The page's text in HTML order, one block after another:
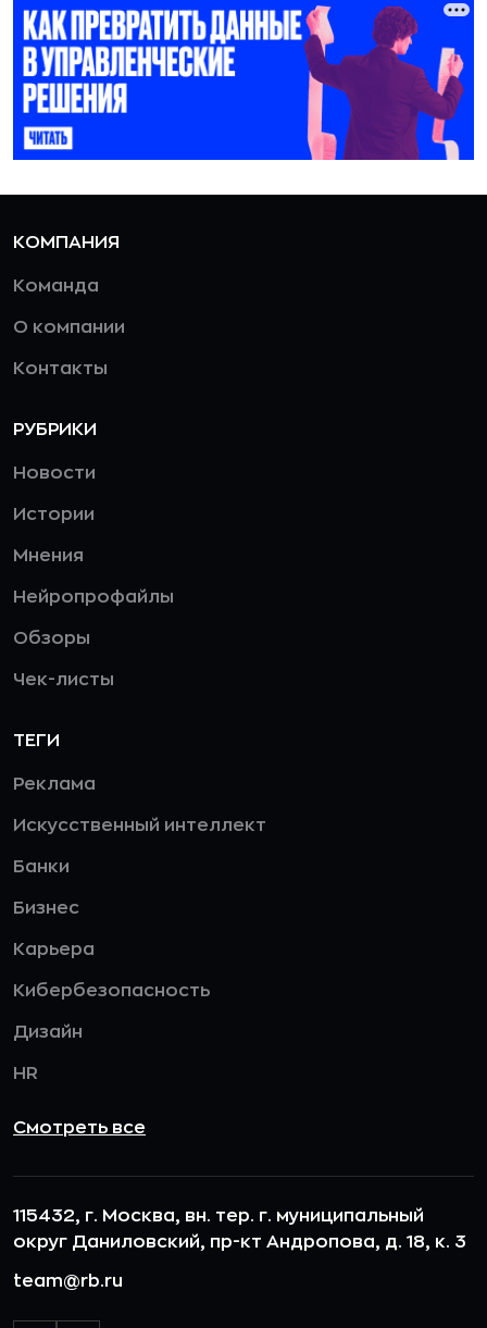
КОМПАНИЯ
Команда
О компании
Контакты
РУБРИКИ
Новости
Истории
Мнения
Нейропрофайлы
Обзоры
Чек-листы
ТЕГИ
Реклама
Искусственный интеллект
Банки
Бизнес
Карьера
Кибербезопасность
Дизайн
HR
Смотреть все
115432, г. Москва, вн. тер. г. муниципальный
округ Даниловский, пр-кт Андропова, д. 18, к. 3
team@rb.ru